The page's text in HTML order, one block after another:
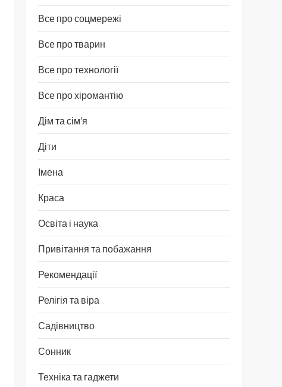
Все про соцмережі
Все про тварин
Все про технології
Все про хіромантію
Дім та сім’я
Діти
Імена
Краса
Освіта і наука
Привітання та побажання
Рекомендації
Релігія та віра
Садівництво
Сонник
Техніка та гаджети